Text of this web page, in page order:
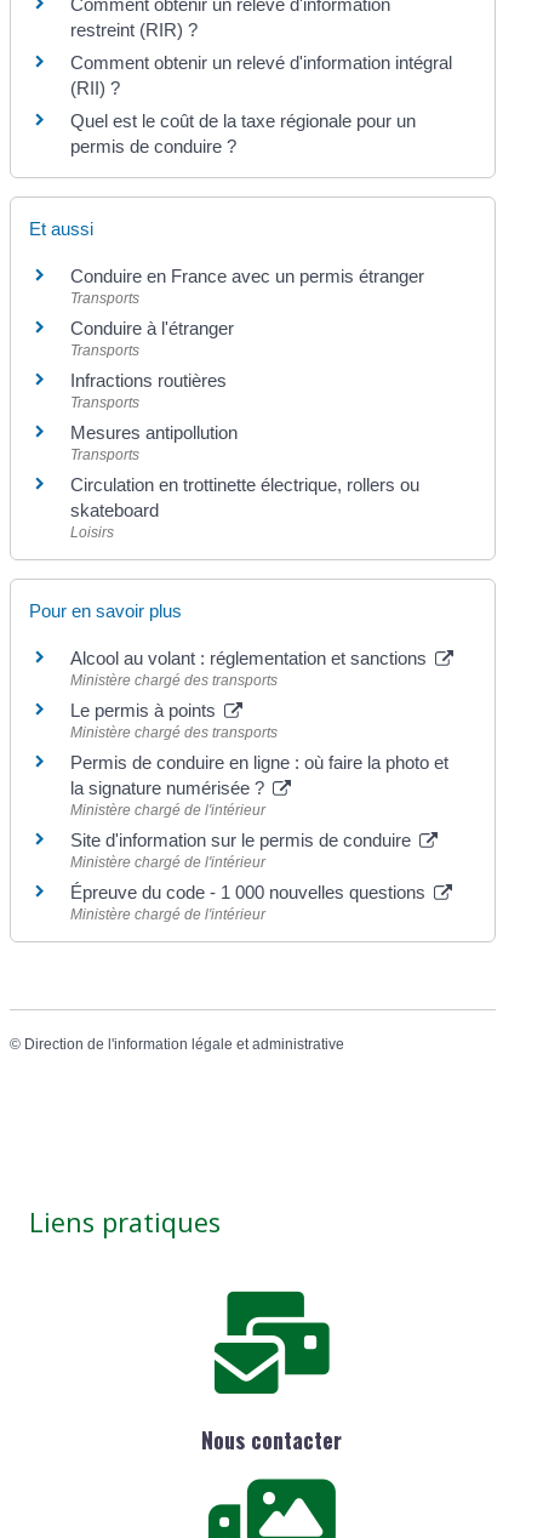
Comment obtenir un relevé d'information
restreint (RIR) ?
Comment obtenir un relevé d'information intégral
(RII) ?
Quel est le coût de la taxe régionale pour un
permis de conduire ?
Et aussi
Conduire en France avec un permis étranger
Transports
Conduire à l'étranger
Transports
Infractions routières
Transports
Mesures antipollution
Transports
Circulation en trottinette électrique, rollers ou
skateboard
Loisirs
Pour en savoir plus
Alcool au volant : réglementation et sanctions
Ministère chargé des transports
Le permis à points
Ministère chargé des transports
Permis de conduire en ligne : où faire la photo et
la signature numérisée ?
Ministère chargé de l'intérieur
Site d'information sur le permis de conduire
Ministère chargé de l'intérieur
Épreuve du code - 1 000 nouvelles questions
Ministère chargé de l'intérieur
© Direction de l'information légale et administrative
Liens pratiques
Nous contacter